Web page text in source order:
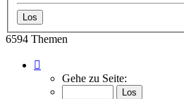
6594 Themen
von
Gehe zu Seite: